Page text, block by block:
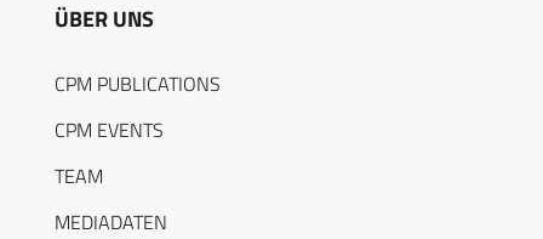
ÜBER UNS
CPM PUBLICATIONS
CPM EVENTS
TEAM
MEDIADATEN